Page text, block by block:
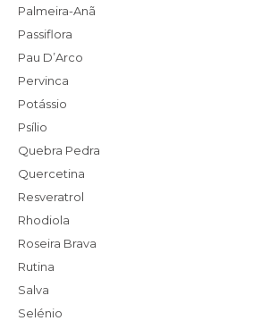
Palmeira-Anã
Passiflora
Pau D’Arco
Pervinca
Potássio
Psílio
Quebra Pedra
Quercetina
Resveratrol
Rhodiola
Roseira Brava
Rutina
Salva
Selénio